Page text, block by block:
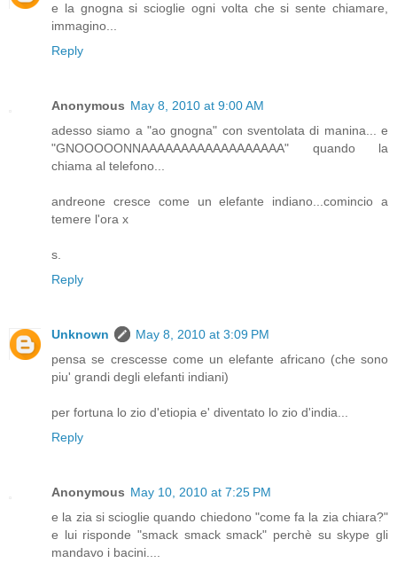
e la gnogna si scioglie ogni volta che si sente chiamare,
immagino...
Reply
Anonymous May 8, 2010 at 9:00 AM
adesso siamo a "ao gnogna" con sventolata di manina... e
"GNOOOOONNAAAAAAAAAAAAAAAAAA" quando la
chiama al telefono...
andreone cresce come un elefante indiano...comincio a
temere l'ora x
s.
Reply
Unknown
May 8, 2010 at 3:09 PM
pensa se crescesse come un elefante africano (che sono
piu' grandi degli elefanti indiani)
per fortuna lo zio d'etiopia e' diventato lo zio d'india...
Reply
Anonymous May 10, 2010 at 7:25 PM
e la zia si scioglie quando chiedono "come fa la zia chiara?"
e lui risponde "smack smack smack" perchè su skype gli
mandavo i bacini....